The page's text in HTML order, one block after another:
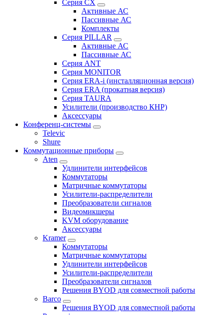
Серия CX
Активные АС
Пассивные АС
Комплекты
Серия PILLAR
Активные АС
Пассивные АС
Серия ANT
Серия MONITOR
Серия ERA-i (инсталляционная версия)
Серия ERA (прокатная версия)
Серия TAURA
Усилители (производство КНР)
Аксессуары
Конференц-системы
Televic
Shure
Коммутационные приборы
Aten
Удлинители интерфейсов
Коммутаторы
Матричные коммутаторы
Усилители-распределители
Преобразователи сигналов
Видеомикшеры
KVM оборудование
Аксессуары
Kramer
Коммутаторы
Матричные коммутаторы
Удлинители интерфейсов
Усилители-распределители
Преобразователи сигналов
Решения BYOD для совместной работы
Barco
Решения BYOD для совместной работы